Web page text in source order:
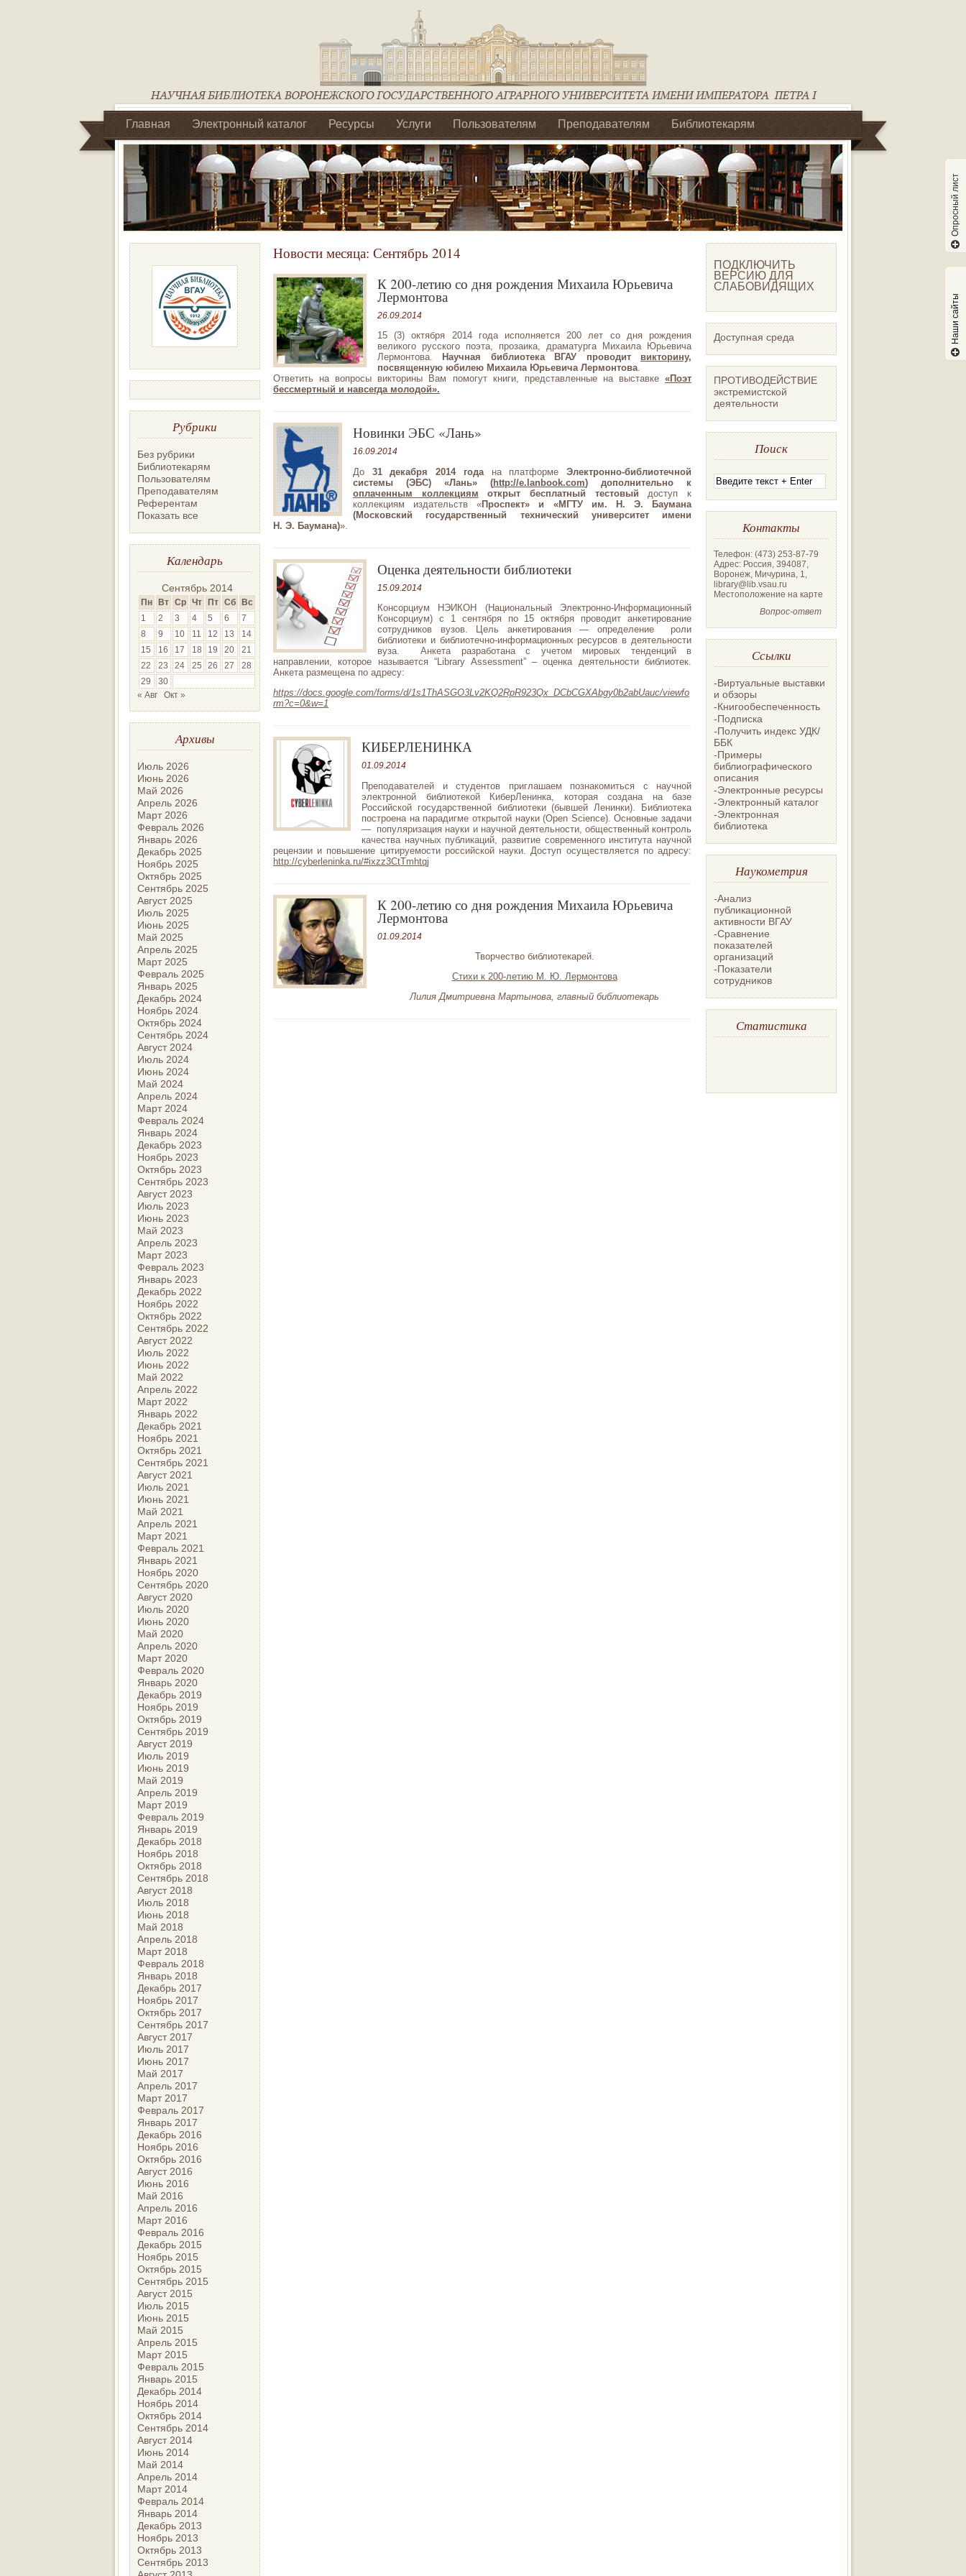
Главная Электронный каталог Ресурсы Услуги Пользователям Преподавателям Библиотекарям
Библиотеки регионального отделения Ассоциации Агрообразование по ЦФО
Рубрики
Без рубрики
Библиотекарям
Пользователям
Преподавателям
Референтам
Показать все
Календарь
Сентябрь 2014
Пн Вт Ср Чт Пт Сб Вс
1
2 3 4 5 6
7
8
9 10 11 12 13
14
15
16 17 18 19 20
21
22
23 24 25 26 27
28
29
30
« Авг
Окт »
Архивы
Июль 2026
Июнь 2026
Май 2026
Апрель 2026
Март 2026
Февраль 2026
Январь 2026
Декабрь 2025
Ноябрь 2025
Октябрь 2025
Сентябрь 2025
Август 2025
Июль 2025
Июнь 2025
Май 2025
Апрель 2025
Март 2025
Февраль 2025
Январь 2025
Декабрь 2024
Ноябрь 2024
Октябрь 2024
Сентябрь 2024
Август 2024
Июль 2024
Июнь 2024
Май 2024
Апрель 2024
Март 2024
Февраль 2024
Январь 2024
Декабрь 2023
Ноябрь 2023
Октябрь 2023
Сентябрь 2023
Август 2023
Июль 2023
Июнь 2023
Май 2023
Апрель 2023
Март 2023
Февраль 2023
Январь 2023
Декабрь 2022
Ноябрь 2022
Октябрь 2022
Сентябрь 2022
Август 2022
Июль 2022
Июнь 2022
Май 2022
Апрель 2022
Март 2022
Январь 2022
Декабрь 2021
Ноябрь 2021
Октябрь 2021
Сентябрь 2021
Август 2021
Июль 2021
Июнь 2021
Май 2021
Апрель 2021
Март 2021
Февраль 2021
Январь 2021
Ноябрь 2020
Сентябрь 2020
Август 2020
Июль 2020
Июнь 2020
Май 2020
Апрель 2020
Март 2020
Февраль 2020
Январь 2020
Декабрь 2019
Ноябрь 2019
Октябрь 2019
Сентябрь 2019
Август 2019
Июль 2019
Июнь 2019
Май 2019
Апрель 2019
Март 2019
Февраль 2019
Январь 2019
Декабрь 2018
Ноябрь 2018
Октябрь 2018
Сентябрь 2018
Август 2018
Июль 2018
Июнь 2018
Май 2018
Апрель 2018
Март 2018
Февраль 2018
Январь 2018
Декабрь 2017
Ноябрь 2017
Октябрь 2017
Сентябрь 2017
Август 2017
Июль 2017
Июнь 2017
Май 2017
Апрель 2017
Март 2017
Февраль 2017
Январь 2017
Декабрь 2016
Ноябрь 2016
Октябрь 2016
Август 2016
Июнь 2016
Май 2016
Апрель 2016
Март 2016
Февраль 2016
Декабрь 2015
Ноябрь 2015
Октябрь 2015
Сентябрь 2015
Август 2015
Июль 2015
Июнь 2015
Май 2015
Апрель 2015
Март 2015
Февраль 2015
Январь 2015
Декабрь 2014
Ноябрь 2014
Октябрь 2014
Сентябрь 2014
Август 2014
Июнь 2014
Май 2014
Апрель 2014
Март 2014
Февраль 2014
Январь 2014
Декабрь 2013
Ноябрь 2013
Октябрь 2013
Сентябрь 2013
Новости месяца: Сентябрь 2014
К 200-летию со дня рождения Михаила Юрьевича
Лермонтова
26.09.2014
15 (3) октября 2014 года исполняется 200 лет со дня рождения
великого русского поэта, прозаика, драматурга Михаила Юрьевича
Лермонтова. Научная библиотека ВГАУ проводит викторину,
посвященную юбилею Михаила Юрьевича Лермонтова.
Ответить на вопросы викторины Вам помогут книги, представленные на выставке «Поэт
бессмертный и навсегда молодой».
Новинки ЭБС «Лань»
16.09.2014
До 31 декабря 2014 годана платформеЭлектронно-библиотечной
системы (ЭБС) «Лань»
(http://e.lanbook.com) дополнительно к
оплаченным коллекциям открыт бесплатный тестовый доступ к
коллекциям издательств «Проспект» и «МГТУ им. Н. Э. Баумана
(Московский государственный технический университет имени
Н. Э. Баумана)».
Оценка деятельности библиотеки
15.09.2014
Консорциум НЭИКОН (Национальный Электронно-Информационный
Консорциум) с 1 сентября по 15 октября проводит анкетирование
сотрудников вузов. Цель анкетирования — определение
роли
библиотеки и библиотечно-информационных ресурсов в деятельности
вуза.
Анкета разработана с учетом мировых тенденций в
направлении, которое называется “ Library Assessment” – оценка деятельности библиотек.
Анкета размещена по адресу:
https://docs.google.com/forms/d/1s1ThASGO3Lv2KQ2RpR923Qx_DCbCGXAbgy0b2abUauc/viewfo
rm?c=0&w=1
КИБЕРЛЕНИНКА
01.09.2014
Преподавателей и студентов приглашаем познакомиться с научной
электронной библиотекой КиберЛенинка, которая создана на базе
Российской государственной библиотеки (бывшей Ленинки). Библиотека
построена на парадигме открытой науки (Open Science). Основные задачи
— популяризация науки и научной деятельности, общественный контроль
качества научных публикаций, развитие современного института научной
рецензии и повышение цитируемости российской науки. Доступ осуществляется по адресу:
http://cyberleninka.ru/#ixzz3CtTmhtqj
К 200-летию со дня рождения Михаила Юрьевича
Лермонтова
01.09.2014
Творчество библиотекарей.
Стихи к 200-летию М. Ю. Лермонтова
Лилия Дмитриевна Мартынова, главный библиотекарь
ПОДКЛЮЧИТЬ
ВЕРСИЮ ДЛЯ
СЛАБОВИДЯЩИХ
Доступная среда
ПРОТИВОДЕЙСТВИЕ
экстремистской
деятельности
Поиск
Контакты
Телефон: (473) 253-87-79
Адрес: Россия, 394087,
Воронеж, Мичурина, 1,
library@lib.vsau.ru
Местоположение на карте
Вопрос-ответ
Ссылки
-Виртуальные выставки
и обзоры
-Книгообеспеченность
-Подписка
-Получить индекс УДК/
ББК
-Примеры
библиографического
описания
-Электронные ресурсы
-Электронный каталог
-Электронная
библиотека
Наукометрия
-Анализ
публикационной
активности ВГАУ
-Сравнение
показателей
организаций
-Показатели
сотрудников
Статистика
Опросный лист
Наши сайты